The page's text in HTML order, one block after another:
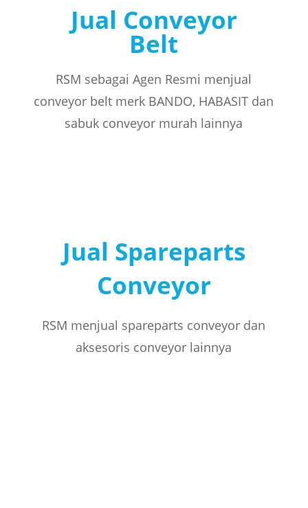
Jual Conveyor
Belt
RSM sebagai Agen Resmi menjual
conveyor belt merk BANDO, HABASIT dan
sabuk conveyor murah lainnya
Jual Spareparts
Conveyor
RSM menjual spareparts conveyor dan
aksesoris conveyor lainnya